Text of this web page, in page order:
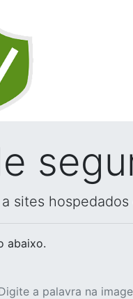
sites hospedados
abaixo.
a palavra na